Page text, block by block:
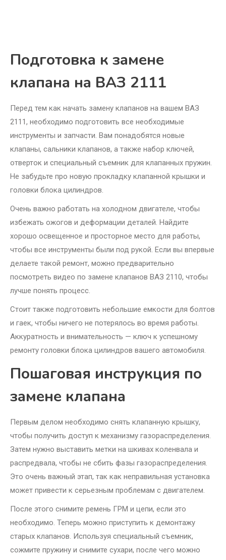
Подготовка к замене
клапана на ВАЗ 2111
Перед тем как начать замену клапанов на вашем ВАЗ
2111, необходимо подготовить все необходимые
инструменты и запчасти. Вам понадобятся новые
клапаны, сальники клапанов, а также набор ключей,
отверток и специальный съемник для клапанных пружин.
Не забудьте про новую прокладку клапанной крышки и
головки блока цилиндров.
Очень важно работать на холодном двигателе, чтобы
избежать ожогов и деформации деталей. Найдите
хорошо освещенное и просторное место для работы,
чтобы все инструменты были под рукой. Если вы впервые
делаете такой ремонт, можно предварительно
посмотреть видео по замене клапанов ВАЗ 2110, чтобы
лучше понять процесс.
Стоит также подготовить небольшие емкости для болтов
и гаек, чтобы ничего не потерялось во время работы.
Аккуратность и внимательность — ключ к успешному
ремонту головки блока цилиндров вашего автомобиля.
Пошаговая инструкция по
замене клапана
Первым делом необходимо снять клапанную крышку,
чтобы получить доступ к механизму газораспределения.
Затем нужно выставить метки на шкивах коленвала и
распредвала, чтобы не сбить фазы газораспределения.
Это очень важный этап, так как неправильная установка
может привести к серьезным проблемам с двигателем.
После этого снимите ремень ГРМ и цепи, если это
необходимо. Теперь можно приступить к демонтажу
старых клапанов. Используя специальный съемник,
сожмите пружину и снимите сухари, после чего можно